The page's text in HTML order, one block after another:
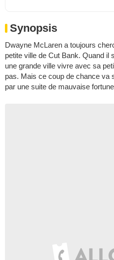
Synopsis
Dwayne McLaren a toujours
petite ville de Cut Bank. Quand il
une grande ville vivre avec sa
pas. Mais ce coup de chance va
par une suite de mauvaise